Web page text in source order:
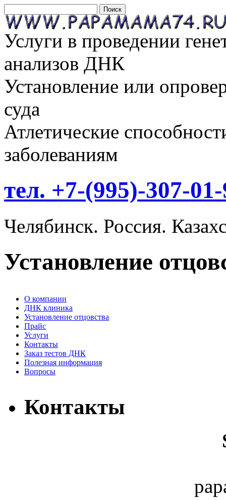
Услуги в проведении
анализов ДНК
Установление или
суда
Атлетические
заболеваниям
тел. +7-(995)-307-
Челябинск. Россия.
Установление
О компании
ДНК клиника
Установление отцовства
Прайс
Услуги
Контакты
Заказ тестов ДНК
Полезная информация
Вопросы
Контакты